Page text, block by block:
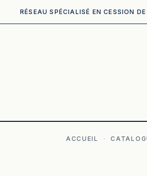
RÉSEAU SPÉCIALISÉ EN CESSION
ACCUEIL ·